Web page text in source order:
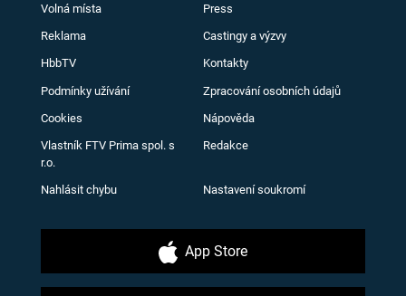
Volná místa Press
Reklama Castingy a výzvy
HbbTV Kontakty
Podmínky užívání Zpracování osobních údajů
Cookies Nápověda
Vlastník FTV Prima spol. s
r.o.
Redakce
Nahlásit chybu Nastavení soukromí
App Store